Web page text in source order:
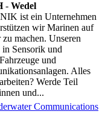
- Wedel
ist ein Unternehmen
wir Marinen auf
machen. Unseren
Sensorik und
und
Alles
Werde Teil
und...